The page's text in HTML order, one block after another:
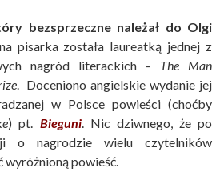
bezsprzeczne należał do Olgi
pisarka została laureatką jednej z
nagród literackich – The Man
. Doceniono angielskie wydanie jej
w Polsce powieści (choćby
) pt. Bieguni. Nic dziwnego, że po
o nagrodzie wielu czytelników
wyróżnioną powieść.